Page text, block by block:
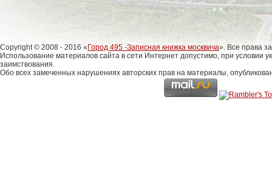
Copyright © 2008 - 2016 « Город 495 -Записная книжка москвича». Все права
Использование материалов сайта в сети Интернет допустимо, при условии
заимствования.
Обо всех замеченных нарушениях авторских прав на материалы,